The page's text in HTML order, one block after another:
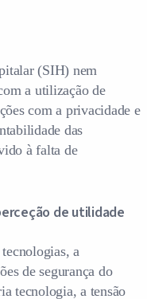
(SIH) nem
a utilização de
com a privacidade e
das
à falta de
de utilidade
a
de segurança do
tecnologia, a tensão